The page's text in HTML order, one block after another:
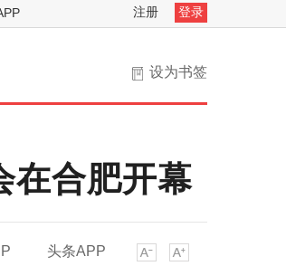
注册 登录
设为书签
在合肥开幕
头条APP